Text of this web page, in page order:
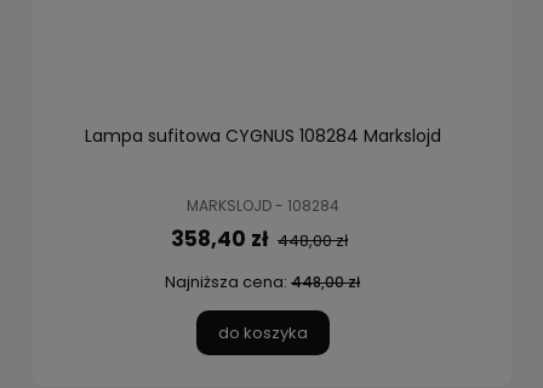
Lampa sufitowa CYGNUS 108284 Markslojd
MARKSLOJD - 108284
358,40 zł 448,00 zł
Najniższa cena: 448,00 zł
do koszyka